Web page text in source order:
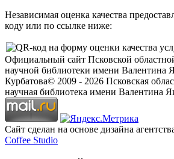
Независимая оценка качества
коду или по ссылке ниже:
Официальный сайт Псковской
научной библиотеки имени Валентина
Курбатова© 2009 - 2026 Псковская
научная библиотека имени Валентина
Сайт сделан на основе дизайна
Coffee Studio